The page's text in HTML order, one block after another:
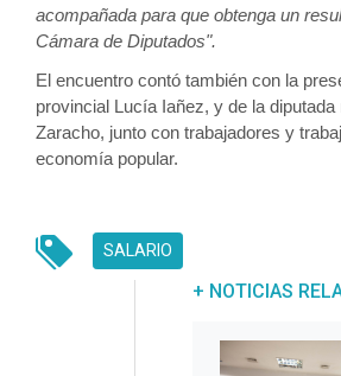
acompañada para que obtenga un
Cámara de Diputados".
El encuentro contó también con la
provincial Lucía Iañez, y de la diputada
Zaracho, junto con trabajadores y
economía popular.
SALARIO
UNREAD MESSAGES
+ NOTICIAS